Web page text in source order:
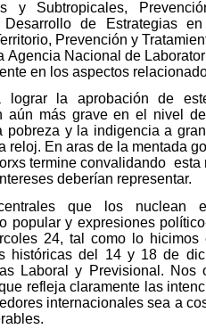
y Subtropicales,
Desarrollo de Estrategias
Prevención y
Agencia Nacional de
en los aspectos
lograr la aprobación de
aún más grave en el nivel
pobreza y la indigencia a
reloj. En aras de la mentada
termine convalidando
deberían representar.
que los nuclean
popular y expresiones
24, tal como lo hicimos
históricas del 14 y 18 de
Laboral y Previsional. Nos
refleja claramente las
internacionales sea a